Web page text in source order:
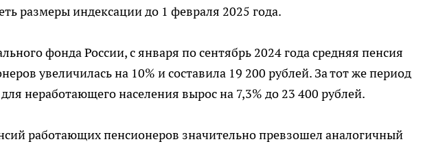
размеры индексации до 1 февраля 2025 года.
фонда России, с января по сентябрь 2024 года средняя пенсия
увеличилась на 10% и составила 19 200 рублей. За тот же период
неработающего населения вырос на 7,3% до 23 400 рублей.
работающих пенсионеров значительно превзошел аналогичный